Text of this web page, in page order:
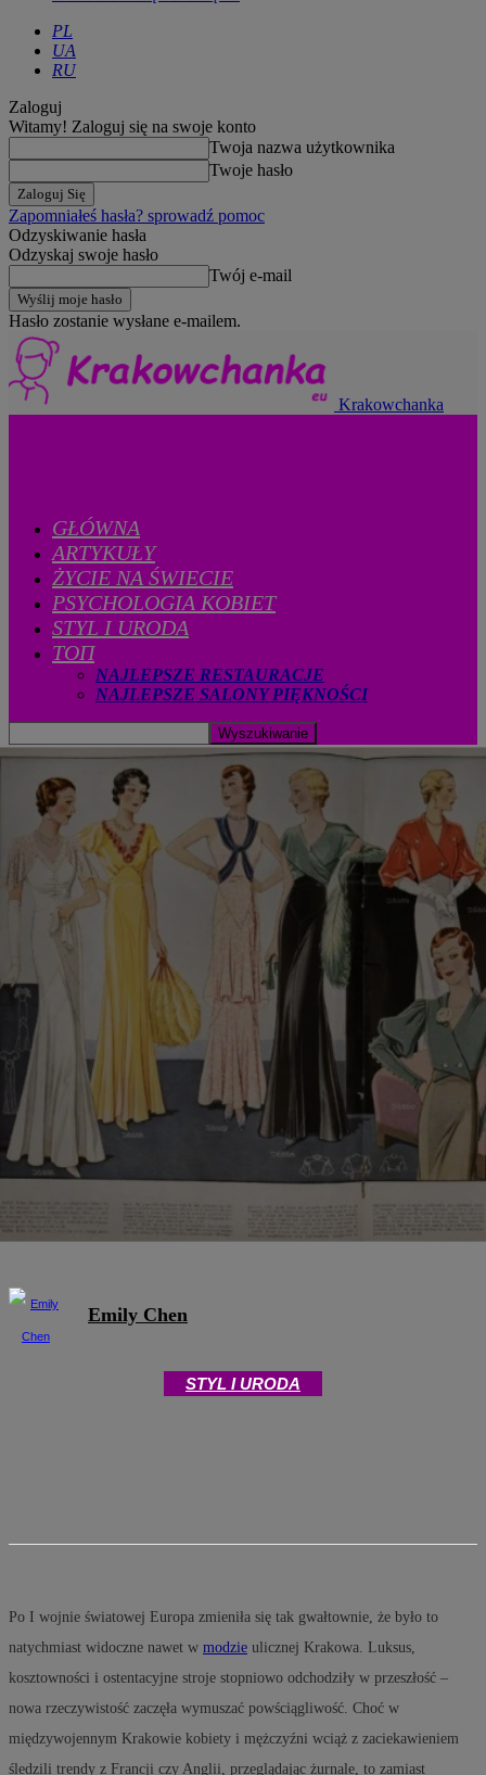
PL
UA
RU
Zaloguj
Witamy! Zaloguj się na swoje konto
Twoja nazwa użytkownika
Twoje hasło
Zapomniałeś hasła? sprowadź pomoc
Odzyskiwanie hasła
Odzyskaj swoje hasło
Twój e-mail
Hasło zostanie wysłane e-mailem.
Krakowchanka
GŁÓWNA
ARTYKUŁY
ŻYCIE NA ŚWIECIE
PSYCHOLOGIA KOBIET
STYL I URODA
ТОП
NAJLEPSZE RESTAURACJE
NAJLEPSZE SALONY PIĘKNOŚCI
Emily Chen
STYL I URODA
Po I wojnie światowej Europa zmieniła się tak gwałtownie, że było to
natychmiast widoczne nawet w modzie ulicznej Krakowa. Luksus,
kosztowności i ostentacyjne stroje stopniowo odchodziły w przeszłość –
nowa rzeczywistość zaczęła wymuszać powściągliwość. Choć w
międzywojennym Krakowie kobiety i mężczyźni wciąż z zaciekawieniem
śledzili trendy z Francji czy Anglii, przeglądając żurnale, to zamiast